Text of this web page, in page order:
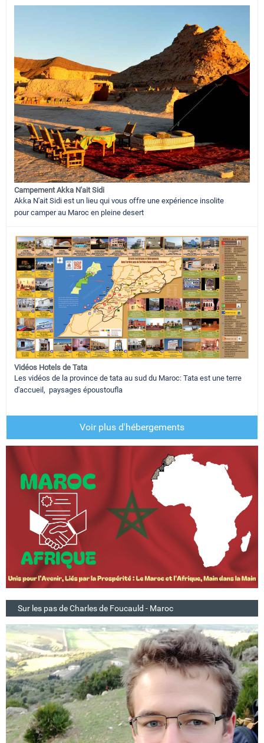
Campement Akka N'ait Sidi
Akka N'ait Sidi est un lieu qui vous offre une expérience insolite
pour camper au Maroc en pleine desert
Vidéos Hotels de Tata
Les vidéos de la province de tata au sud du Maroc: Tata est une terre
d'accueil, paysages époustoufla
Voir plus d'hébergements
Sur les pas de Charles de Foucauld - Maroc